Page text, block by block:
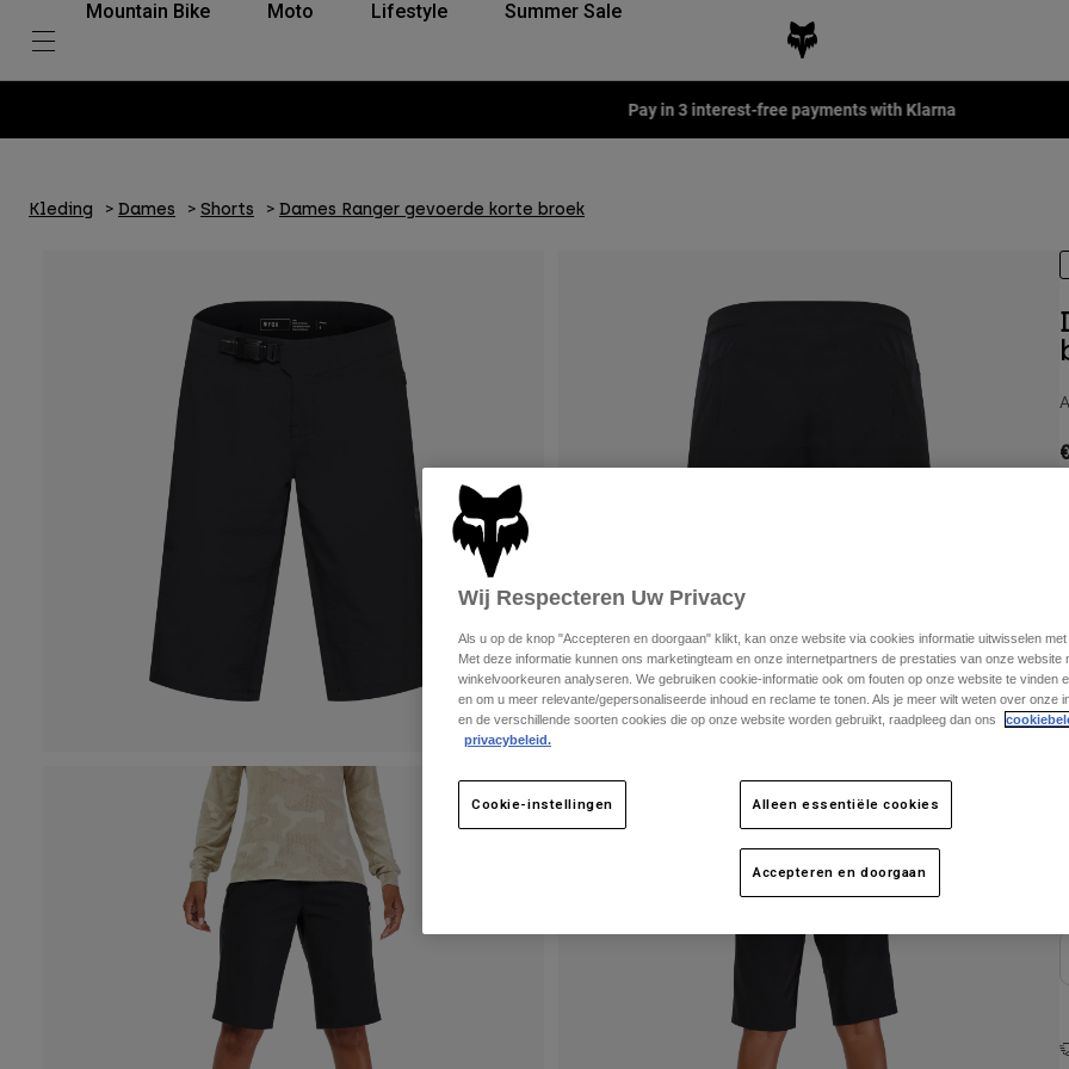
Mountain Bike Moto Lifestyle Summer Sale
Fox LAB Capsule Collection -Shop now
Kleding Dames Shorts Dames Ranger gevoerde korte broek
Wij Respecteren Uw Privacy
Als u op de knop "Accepteren en doorgaan" klikt, kan onze website via cookies informatie uitwisselen met
Met deze informatie kunnen ons marketingteam en onze internetpartners de prestaties van onze website
winkelvoorkeuren analyseren. We gebruiken cookie-informatie ook om fouten op onze website te vinden
en om u meer relevante/gepersonaliseerde inhoud en reclame te tonen. Als je meer wilt weten over onze
en de verschillende soorten cookies die op onze website worden gebruikt, raadpleeg dan ons
privacybeleid.
Cookie-instellingen Alleen essentiële cookies
Accepteren en doorgaan